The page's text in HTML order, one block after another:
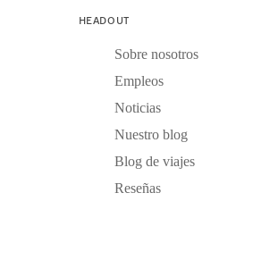
HEADOUT
Sobre nosotros
Empleos
Noticias
Nuestro blog
Blog de viajes
Reseñas